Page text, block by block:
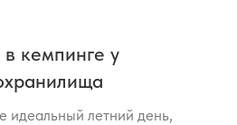
кемпинге у
идеальный летний день,